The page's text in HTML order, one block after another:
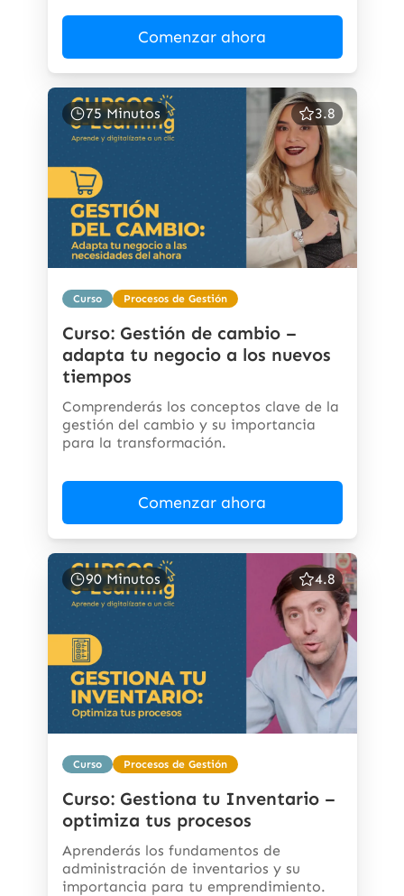
Comenzar ahora
75 Minutos 3.8
Curso Procesos de Gestión
Curso: Gestión de cambio –
adapta tu negocio a los nuevos
tiempos
Comprenderás los conceptos clave de la
gestión del cambio y su importancia
para la transformación.
Comenzar ahora
90 Minutos 4.8
Curso Procesos de Gestión
Curso: Gestiona tu Inventario –
optimiza tus procesos
Aprenderás los fundamentos de
administración de inventarios y su
importancia para tu emprendimiento.